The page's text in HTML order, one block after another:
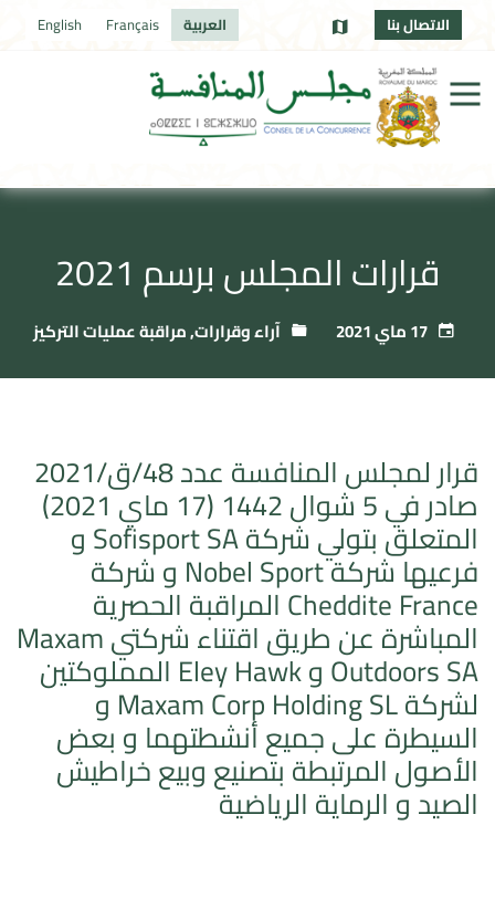
الاتصال بنا العربية Français
English
قرارات المجلس برسم 2021
آراء وقرارات,مراقبة عمليات التركيز
قرار لمجلس المنافسة عدد 48/ق/2021
صادر في 5 شوال 1442 (17 ماي 2021)
المتعلق بتولي شركة Sofisport SA و
فرعيها شركة Nobel Sport و شركة
Cheddite France المراقبة الحصرية
المباشرة عن طريق اقتناء شركتي Maxam
Outdoors SA و Eley Hawk المملوكتين
لشركة Maxam Corp Holding SL و
السيطرة على جميع أنشطتهما و بعض
الأصول المرتبطة بتصنيع وبيع خراطيش
الصيد و الرماية الرياضية